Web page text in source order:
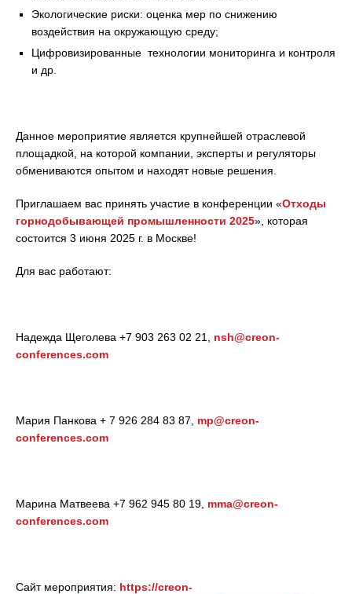
Экологические риски: оценка мер по снижению
воздействия на окружающую среду;
Цифровизированные технологии мониторинга и контроля
и др.
Данное мероприятие является крупнейшей отраслевой
площадкой, на которой компании, эксперты и регуляторы
обмениваются опытом и находят новые решения.
Приглашаем вас принять участие в конференции «Отходы
горнодобывающей промышленности 2025», которая
состоится 3 июня 2025 г. в Москве!
Для вас работают:
Надежда Щеголева +7 903 263 02 21, nsh@creon-
conferences.com
Мария Панкова + 7 926 284 83 87, mp@creon-
conferences.com
Марина Матвеева +7 962 945 80 19, mma@creon-
conferences.com
Сайт мероприятия: https://creon-